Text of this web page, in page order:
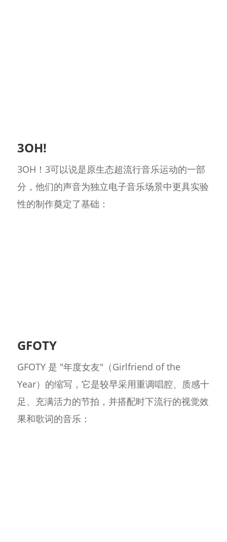
3OH!
3OH！3可以说是原生态超流行音乐运动的一部
分，他们的声音为独立电子音乐场景中更具实验
性的制作奠定了基础：
GFOTY
GFOTY 是 "年度女友"（Girlfriend of the
Year）的缩写，它是较早采用重调唱腔、质感十
足、充满活力的节拍，并搭配时下流行的视觉效
果和歌词的音乐：